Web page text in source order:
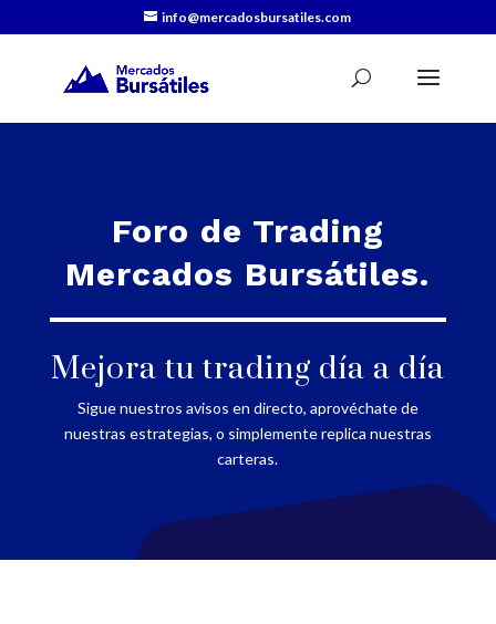
info@mercadosbursatiles.com
Foro de Trading
Mercados Bursátiles.
Mejora tu trading día a día
Sigue nuestros avisos en directo, aprovéchate de
nuestras estrategias, o simplemente replica nuestras
carteras.